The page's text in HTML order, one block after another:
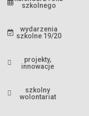
szkolnego
wydarzenia
szkolne 19/20
projekty,
innowacje
szkolny
wolontariat